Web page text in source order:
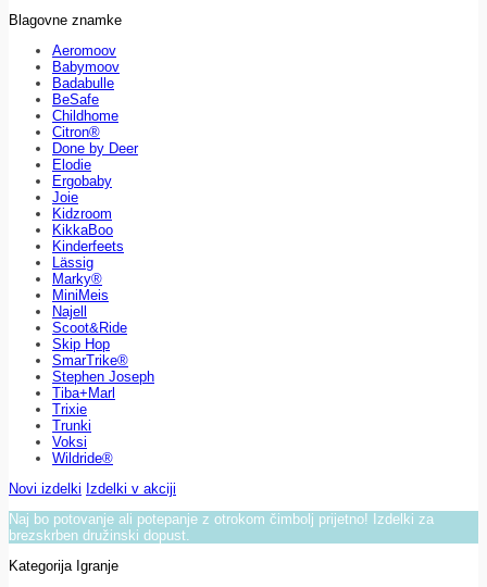
Blagovne znamke
Aeromoov
Babymoov
Badabulle
BeSafe
Childhome
Citron®
Done by Deer
Elodie
Ergobaby
Joie
Kidzroom
KikkaBoo
Kinderfeets
Lässig
Marky®
MiniMeis
Najell
Scoot&Ride
Skip Hop
SmarTrike®
Stephen Joseph
Tiba+Marl
Trixie
Trunki
Voksi
Wildride®
Novi izdelki Izdelki v akciji
Naj bo potovanje ali potepanje z otrokom čimbolj prijetno! Izdelki za
brezskrben družinski dopust.
Kategorija Igranje